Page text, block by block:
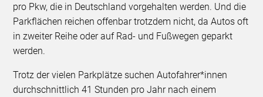
pro Pkw, die in Deutschland vorgehalten werden. Und die
Parkflächen reichen offenbar trotzdem nicht, da Autos oft
in zweiter Reihe oder auf Rad- und Fußwegen geparkt
werden.
Trotz der vielen Parkplätze suchen Autofahrer*innen
durchschnittlich 41 Stunden pro Jahr nach einem